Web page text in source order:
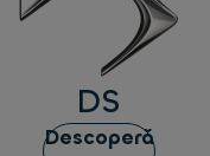
DS
Descoperă